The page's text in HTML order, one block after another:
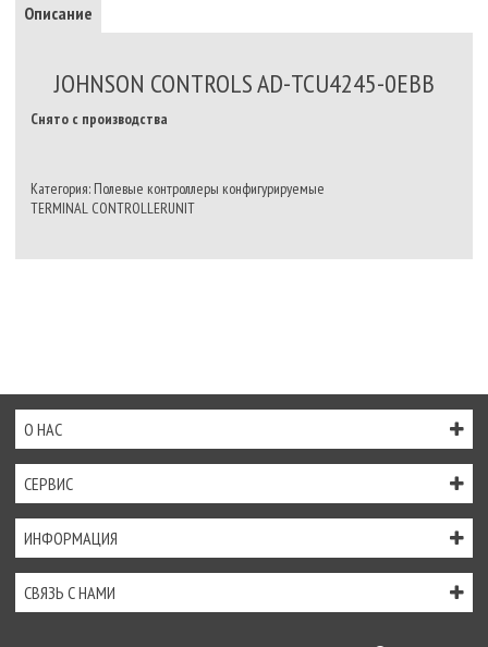
Описание
JOHNSON CONTROLS AD-TCU4245-0EBB
Снято с производства
Категория: Полевые контроллеры конфигурируемые
TERMINAL CONTROLLERUNIT
О НАС
СЕРВИС
ИНФОРМАЦИЯ
СВЯЗЬ С НАМИ